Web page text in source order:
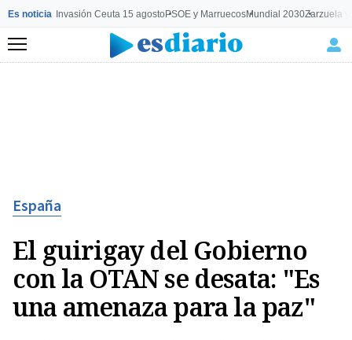
Es noticia Invasión Ceuta 15 agostoPSOE y MarruecosMundial 2030Zarzuela
Menú
España
El guirigay del Gobierno
con la OTAN se desata: "Es
una amenaza para la paz"